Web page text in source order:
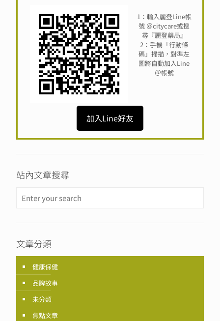
1：輪入麗登Line帳
號 ＠citycare或搜
尋『麗登藥局』
2：手機「行動條
碼」掃描，對準左
圖將自動加入Line
＠帳號
加入Line好友
站內文章搜尋
文章分類
健康保健
品牌故事
未分類
焦點文章